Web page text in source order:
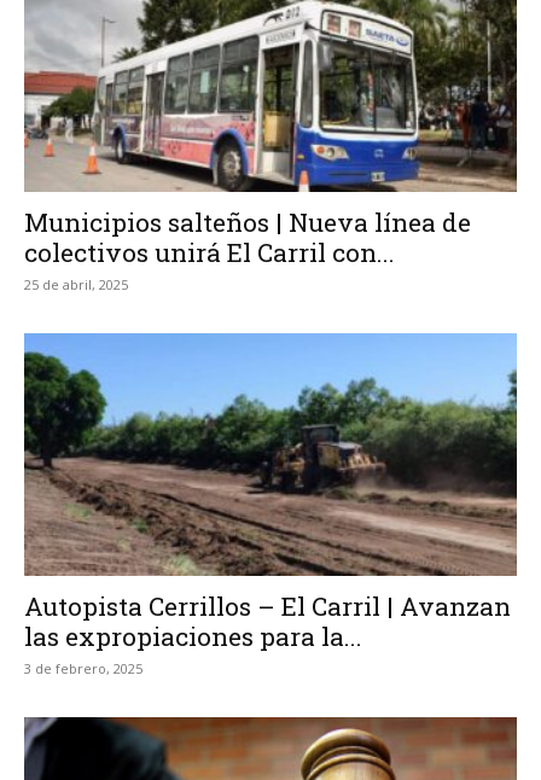
Municipios salteños | Nueva línea de
colectivos unirá El Carril con...
25 de abril, 2025
Autopista Cerrillos – El Carril | Avanzan
las expropiaciones para la...
3 de febrero, 2025